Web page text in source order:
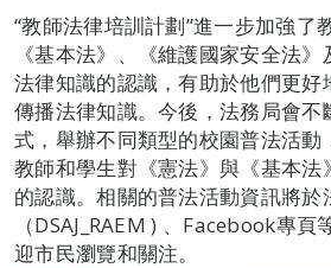
“教師法律培訓計劃”進一步加強了
《基本法》、《維護國家安全法
法律知識的認識，有助於他們更好
傳播法律知識。今後，法務局會不
式，舉辦不同類型的校園普法活動
教師和學生對《憲法》與《基本法
的認識。相關的普法活動資訊將於
（DSAJ_RAEM ) 、Facebook專
迎市民瀏覽和關注。